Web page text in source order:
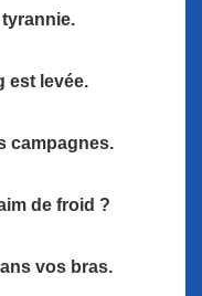
est levée.
campagnes.
de froid ?
vos bras.